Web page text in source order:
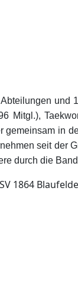
Mitgl.),
in
seit der
durch die